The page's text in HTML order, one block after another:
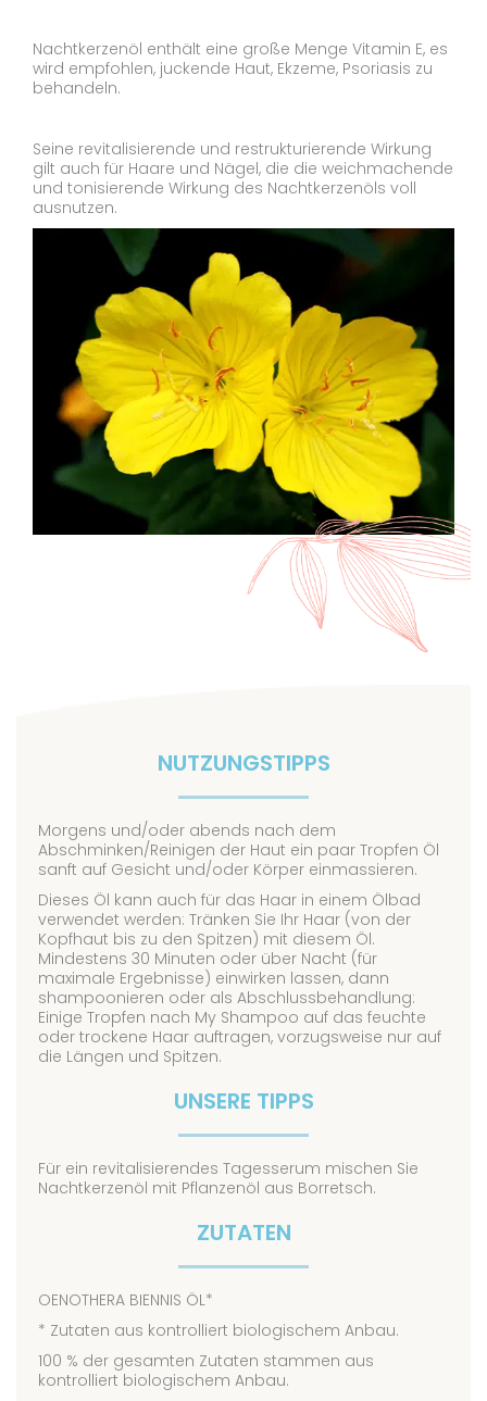
Nachtkerzenöl enthält eine große Menge Vitamin E, es
wird empfohlen, juckende Haut, Ekzeme, Psoriasis zu
behandeln.
Seine revitalisierende und restrukturierende Wirkung
gilt auch für Haare und Nägel, die die weichmachende
und tonisierende Wirkung des Nachtkerzenöls voll
ausnutzen.
NUTZUNGSTIPPS
Morgens und/oder abends nach dem
Abschminken/Reinigen der Haut ein paar Tropfen Öl
sanft auf Gesicht und/oder Körper einmassieren.
Dieses Öl kann auch für das Haar in einem Ölbad
verwendet werden: Tränken Sie Ihr Haar (von der
Kopfhaut bis zu den Spitzen) mit diesem Öl.
Mindestens 30 Minuten oder über Nacht (für
maximale Ergebnisse) einwirken lassen, dann
shampoonieren oder als Abschlussbehandlung:
Einige Tropfen nach My Shampoo auf das feuchte
oder trockene Haar auftragen, vorzugsweise nur auf
die Längen und Spitzen.
UNSERE TIPPS
Für ein revitalisierendes Tagesserum mischen Sie
Nachtkerzenöl mit Pflanzenöl aus Borretsch.
ZUTATEN
OENOTHERA BIENNIS ÖL*
* Zutaten aus kontrolliert biologischem Anbau.
100 % der gesamten Zutaten stammen aus
kontrolliert biologischem Anbau.